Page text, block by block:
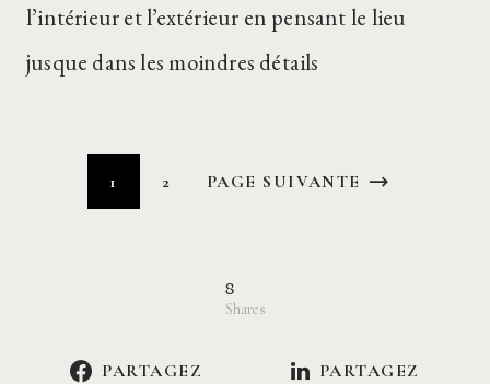
l’intérieur et l’extérieur en pensant le lieu
jusque dans les moindres détails
1 2 PAGE SUIVANTE
8
Shares
PARTAGEZ PARTAGEZ